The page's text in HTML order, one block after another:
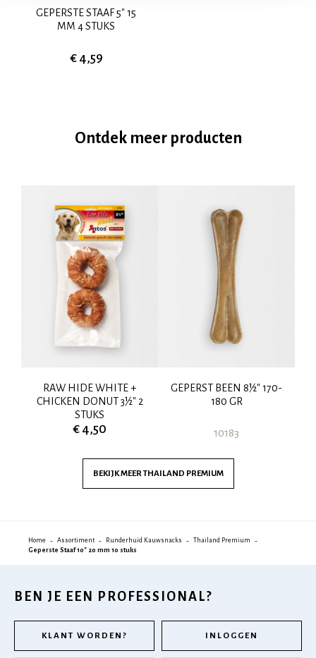
GEPERSTE STAAF 5" 15
MM 4 STUKS
€ 4,59
Ontdek meer producten
RAW HIDE WHITE +
CHICKEN DONUT 3½" 2
STUKS
€ 4,50
GEPERST BEEN 8½" 170-
180 GR
10183
BEKIJK MEERTHAILAND PREMIUM
Home Assortiment Runderhuid Kauwsnacks
Thailand Premium
Geperste Staaf 10" 20 mm 10 stuks
BEN JE EEN PROFESSIONAL?
KLANT WORDEN? INLOGGEN